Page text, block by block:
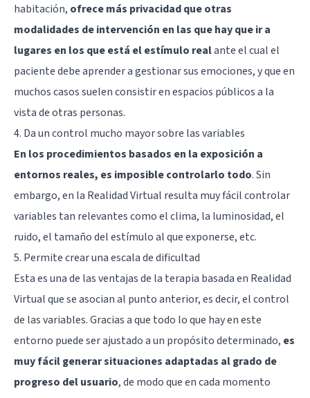
habitación, ofrece más privacidad que otras
modalidades de intervención en las que hay que ir a
lugares en los que está el estímulo realante el cual el
paciente debe aprender a gestionar sus emociones, y que en
muchos casos suelen consistir en espacios públicos a la
vista de otras personas.
4. Da un control mucho mayor sobre las variables
En los procedimientos basados en la exposición a
entornos reales, es imposible controlarlo todo. Sin
embargo, en la Realidad Virtual resulta muy fácil controlar
variables tan relevantes como el clima, la luminosidad, el
ruido, el tamaño del estímulo al que exponerse, etc.
5. Permite crear una escala de dificultad
Esta es una de las ventajas de la terapia basada en Realidad
Virtual que se asocian al punto anterior, es decir, el control
de las variables. Gracias a que todo lo que hay en este
entorno puede ser ajustado a un propósito determinado, es
muy fácil generar situaciones adaptadas al grado de
progreso del usuario, de modo que en cada momento